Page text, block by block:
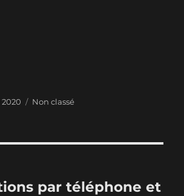
2020 Catégories
Non classé
par téléphone et